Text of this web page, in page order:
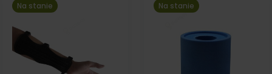
Na stanie Na stanie